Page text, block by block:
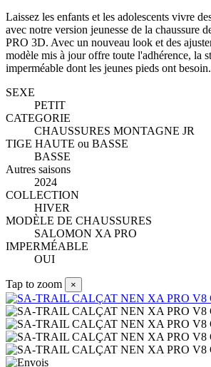
Laissez les enfants et les adolescents vivre
avec notre version jeunesse de la chaussure
PRO 3D. Avec un nouveau look et des
modèle mis à jour offre toute l'adhérence, la
imperméable dont les jeunes pieds ont besoin.
SEXE
PETIT
CATEGORIE
CHAUSSURES MONTAGNE JR
TIGE HAUTE ou BASSE
BASSE
Autres saisons
2024
COLLECTION
HIVER
MODÈLE DE CHAUSSURES
SALOMON XA PRO
IMPERMÉABLE
OUI
Tap to zoom ×